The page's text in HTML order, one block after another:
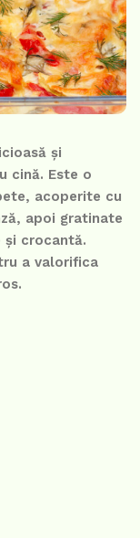
și
cină. Este o
acoperite cu
apoi gratinate
și crocantă.
a valorifica